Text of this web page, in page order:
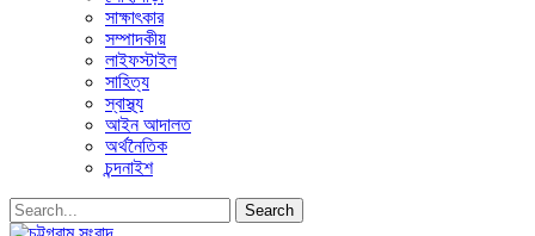
সাক্ষাৎকার
সম্পাদকীয়
লাইফস্টাইল
সাহিত্য
স্বাস্থ্য
আইন আদালত
অর্থনৈতিক
চন্দনাইশ